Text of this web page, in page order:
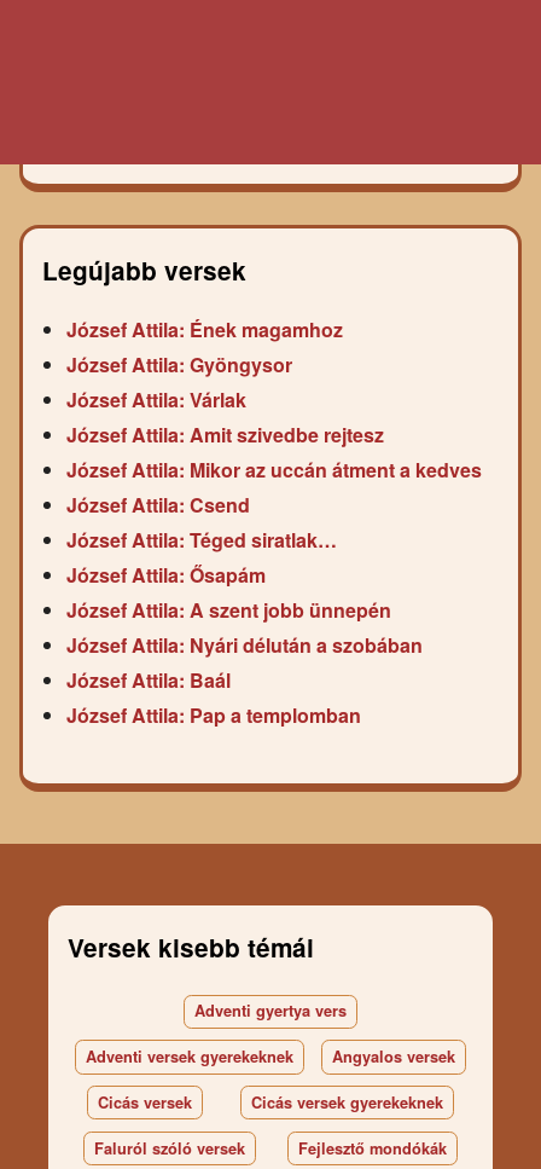
Legújabb versek
József Attila: Ének magamhoz
József Attila: Gyöngysor
József Attila: Várlak
József Attila: Amit szivedbe rejtesz
József Attila: Mikor az uccán átment a kedves
József Attila: Csend
József Attila: Téged siratlak…
József Attila: Ősapám
József Attila: A szent jobb ünnepén
József Attila: Nyári délután a szobában
József Attila: Baál
József Attila: Pap a templomban
Versek kisebb témái
Adventi gyertya vers
Adventi versek gyerekeknek Angyalos versek
Cicás versek Cicás versek gyerekeknek
Faluról szóló versek Fejlesztő mondókák